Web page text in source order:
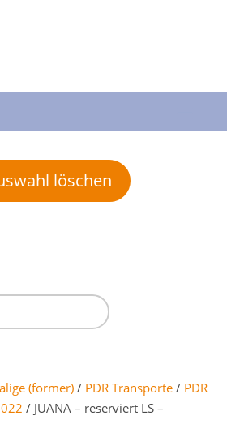
löschen
(former) / PDR Transporte / PDR
/ JUANA – reserviert LS –